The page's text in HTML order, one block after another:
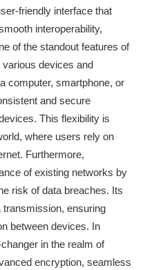
friendly interface that
interoperability,
of the standout features of
devices and
computer, smartphone, or
and secure
This flexibility is
where users rely on
Furthermore,
of existing networks by
risk of data breaches. Its
transmission, ensuring
between devices. In
in the realm of
encryption, seamless